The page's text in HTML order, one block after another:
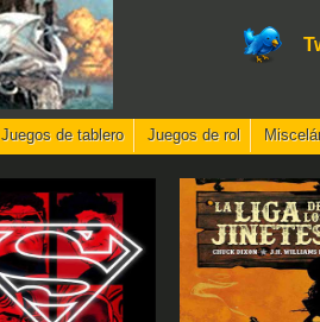
Juegos de tablero Juegos de rol